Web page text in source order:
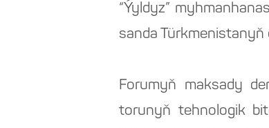
“Ýyldyz”
sanda
Forumyň maksady
torunyň tehnologik